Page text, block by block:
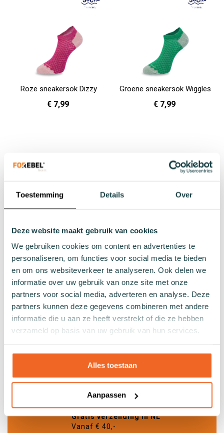
Toestemming Details Over
Deze website maakt gebruik van cookies
We gebruiken cookies om content en advertenties te
personaliseren, om functies voor social media te bieden
en om ons websiteverkeer te analyseren. Ook delen we
informatie over uw gebruik van onze site met onze
partners voor social media, adverteren en analyse. Deze
partners kunnen deze gegevens combineren met andere
informatie die u aan ze heeft verstrekt of die ze hebben
verzameld op basis van uw gebruik van hun services.
Alles toestaan
Aanpassen
Roze sneakersok Dizzy
€ 7,99
Groene sneakersok Wiggles
€ 7,99
Blauwe sok Snappy
36 - 40
In Winkelwagen
Roze sok Wanda
€ 9,99
36 - 40 41 - 46
In Winkelwagen
U lees momenteel pagina
1 Pagina
2 Pagina
3 Pagina
Volgende
Gratis verzending in NL
Vanaf € 40,-